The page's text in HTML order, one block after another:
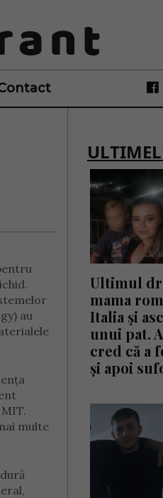
au
multe
Ultimul
mama
Italia și
unui pat.
cred că a
și apoi